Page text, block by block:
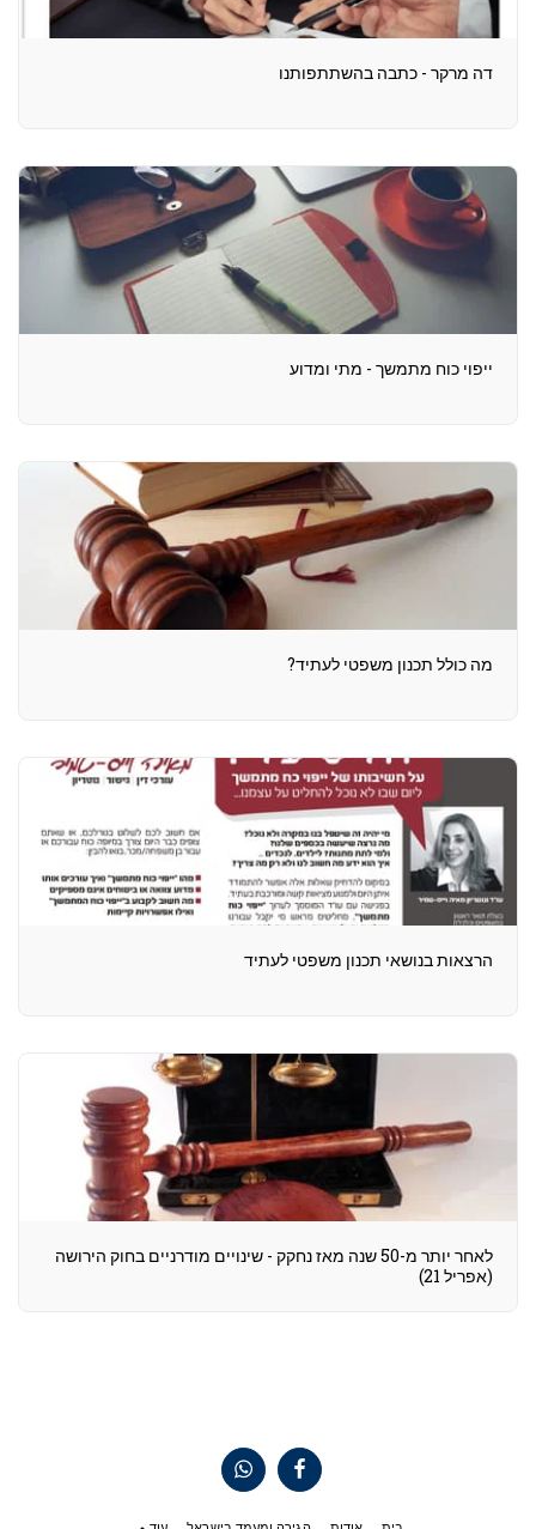
דה מרקר - כתבה בהשתתפותנו
ייפוי כוח מתמשך - מתי ומדוע
מה כולל תכנון משפטי לעתיד?
הרצאות בנושאי תכנון משפטי לעתיד
לאחר יותר מ-50 שנה מאז נחקק - שינויים מודרניים בחוק הירושה
(אפריל 21)